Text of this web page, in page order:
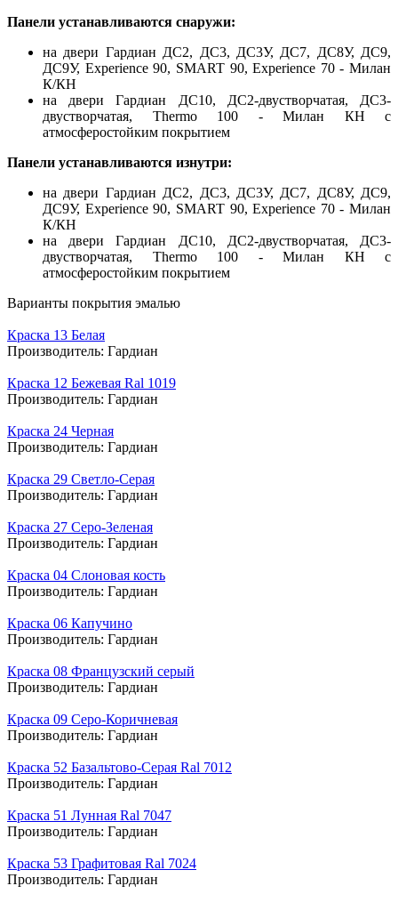
Панели устанавливаются снаружи:
на двери Гардиан ДС2, ДС3, ДС3У, ДС7, ДС8У, ДС9,
ДС9У, Experience 90, SMART 90, Experience 70 - Милан
К/КН
на двери Гардиан ДС10, ДС2-двустворчатая, ДС3-
двустворчатая, Thermo 100 - Милан КН с
атмосферостойким покрытием
Панели устанавливаются изнутри:
на двери Гардиан ДС2, ДС3, ДС3У, ДС7, ДС8У, ДС9,
ДС9У, Experience 90, SMART 90, Experience 70 - Милан
К/КН
на двери Гардиан ДС10, ДС2-двустворчатая, ДС3-
двустворчатая, Thermo 100 - Милан КН с
атмосферостойким покрытием
Варианты покрытия эмалью
Краска 13 Белая
Производитель: Гардиан
Краска 12 Бежевая Ral 1019
Производитель: Гардиан
Краска 24 Черная
Производитель: Гардиан
Краска 29 Светло-Серая
Производитель: Гардиан
Краска 27 Серо-Зеленая
Производитель: Гардиан
Краска 04 Слоновая кость
Производитель: Гардиан
Краска 06 Капучино
Производитель: Гардиан
Краска 08 Французский серый
Производитель: Гардиан
Краска 09 Серо-Коричневая
Производитель: Гардиан
Краска 52 Базальтово-Серая Ral 7012
Производитель: Гардиан
Краска 51 Лунная Ral 7047
Производитель: Гардиан
Краска 53 Графитовая Ral 7024
Производитель: Гардиан